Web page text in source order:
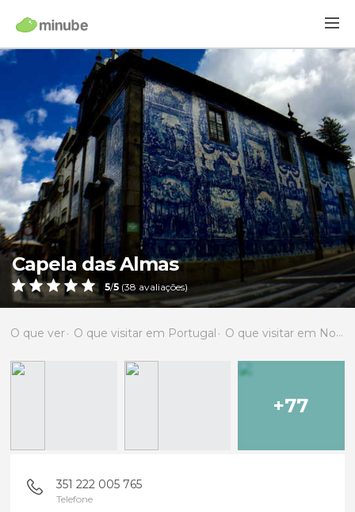
Capela das Almas
5/5 (38 avaliações)
O que ver O que visitar em Portugal O que visitar em Norte
+77
351 222 005 765
Telefone